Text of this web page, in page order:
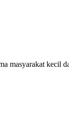
masyarakat